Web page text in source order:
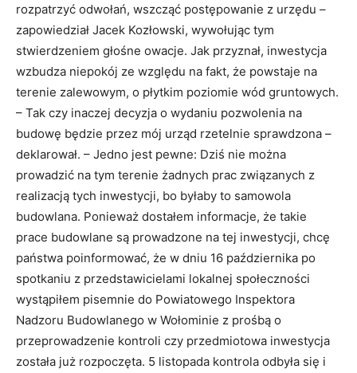
rozpatrzyć odwołań, wszcząć postępowanie z urzędu –
zapowiedział Jacek Kozłowski, wywołując tym
stwierdzeniem głośne owacje. Jak przyznał, inwestycja
wzbudza niepokój ze względu na fakt, że powstaje na
terenie zalewowym, o płytkim poziomie wód gruntowych.
– Tak czy inaczej decyzja o wydaniu pozwolenia na
budowę będzie przez mój urząd rzetelnie sprawdzona –
deklarował. – Jedno jest pewne: Dziś nie można
prowadzić na tym terenie żadnych prac związanych z
realizacją tych inwestycji, bo byłaby to samowola
budowlana. Ponieważ dostałem informacje, że takie
prace budowlane są prowadzone na tej inwestycji, chcę
państwa poinformować, że w dniu 16 października po
spotkaniu z przedstawicielami lokalnej społeczności
wystąpiłem pisemnie do Powiatowego Inspektora
Nadzoru Budowlanego w Wołominie z prośbą o
przeprowadzenie kontroli czy przedmiotowa inwestycja
została już rozpoczęta. 5 listopada kontrola odbyła się i